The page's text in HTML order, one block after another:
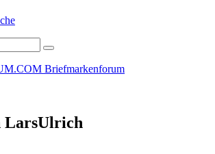
Briefmarkenforum
LarsUlrich